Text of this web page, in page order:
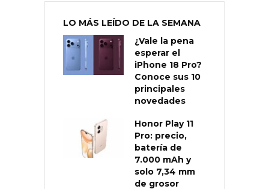
LO MÁS LEÍDO DE LA SEMANA
¿Vale la pena
esperar el
iPhone 18 Pro?
Conoce sus 10
principales
novedades
Honor Play 11
Pro: precio,
batería de
7.000 mAh y
solo 7,34 mm
de grosor